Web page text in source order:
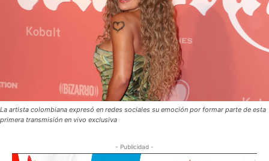
La artista colombiana expresó en redes sociales su emoción por formar parte de esta
primera transmisión en vivo exclusiva
- Publicidad -